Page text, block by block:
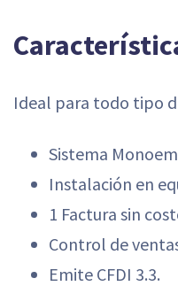
Ideal para todo tipo
Sistema
Instalación en
1 Factura sin
Control de
Emite CFDI 3.3.